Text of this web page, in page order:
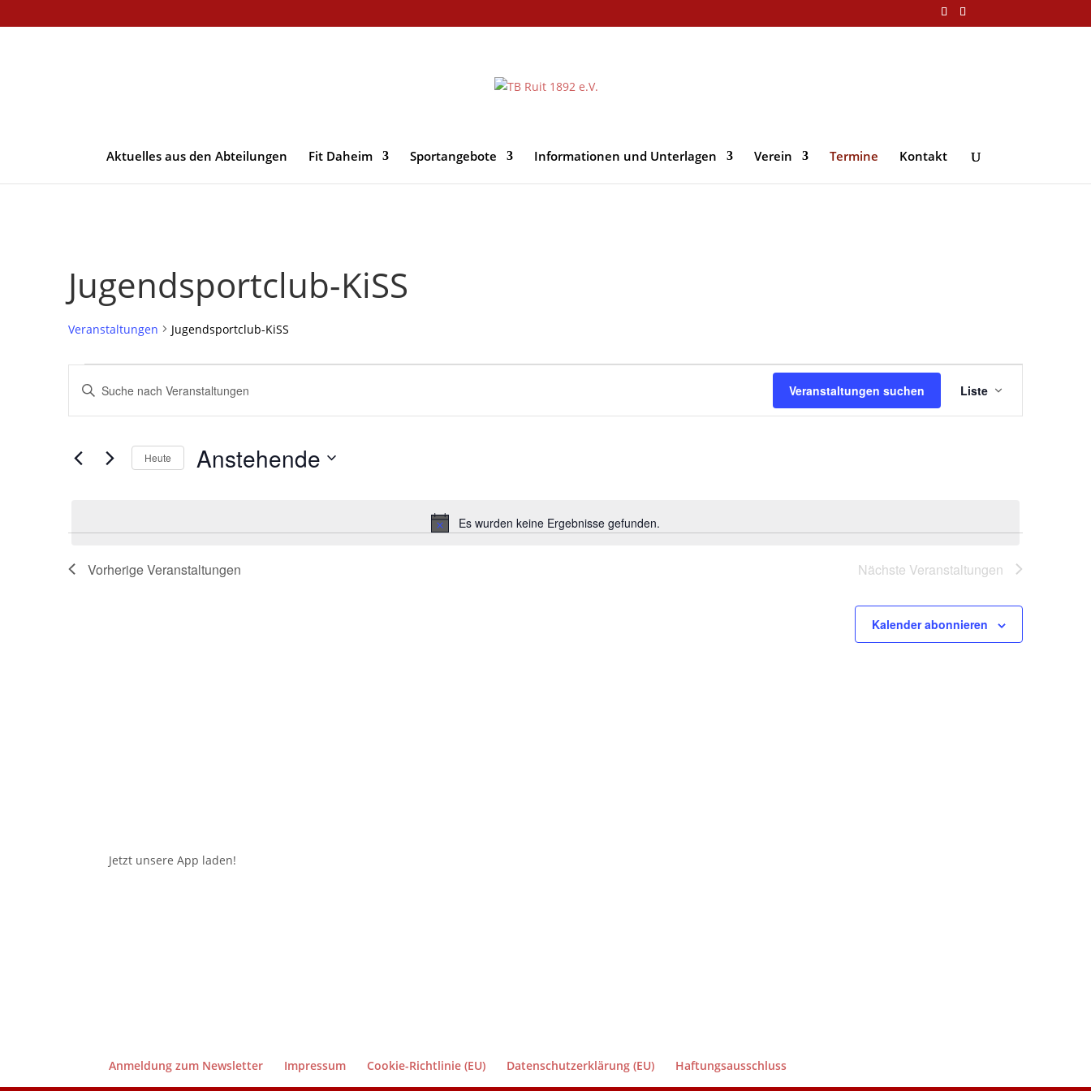
Aktuelles aus den Abteilungen Fit Daheim Sportangebote Informationen und Unterlagen Verein Termine Kontakt
Jugendsportclub-KiSS
Veranstaltungen Jugendsportclub-KiSS
Veranstaltungen
Hinweis
Es wurden keine Ergebnisse gefunden.
Veranstaltungen
Suche
und
Ansichten,
Navigation
Bitte
Schlüsselwort
eingeben.
nach
Veranstaltungen suchen Ansichten-
Liste
Heute Anstehende
VorherigeVeranstaltungen Nächste Veranstaltungen
Kalender abonnieren
Jetzt unsere App laden!
Anmeldung zum Newsletter Impressum Cookie-Richtlinie (EU) Datenschutzerklärung (EU) Haftungsausschluss